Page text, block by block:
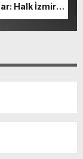
Halk İzmirli